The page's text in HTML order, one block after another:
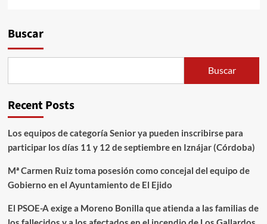
Buscar
Buscar
Recent Posts
Los equipos de categoría Senior ya pueden inscribirse para
participar los días 11 y 12 de septiembre en Iznájar (Córdoba)
Mª Carmen Ruiz toma posesión como concejal del equipo de
Gobierno en el Ayuntamiento de El Ejido
El PSOE-A exige a Moreno Bonilla que atienda a las familias de